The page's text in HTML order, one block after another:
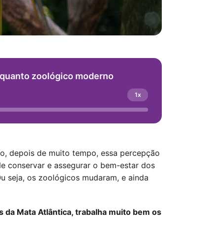
zoológico moderno
1x
depois de muito tempo, essa percepção
conservar e assegurar o bem-estar dos
seja, os zoológicos mudaram, e ainda
Mata Atlântica, trabalha muito bem os